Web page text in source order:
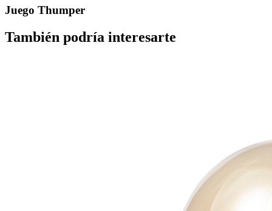
Juego Thumper
También podría interesarte